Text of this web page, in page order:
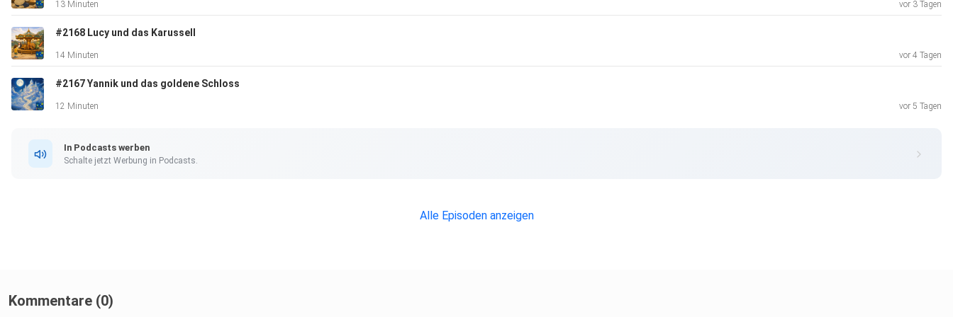
13 Minuten vor 3 Tagen
#2168 Lucy und das Karussell
14 Minuten vor 4 Tagen
#2167 Yannik und das goldene Schloss
12 Minuten vor 5 Tagen
In Podcasts werben
Schalte jetzt Werbung in Podcasts.
Alle Episoden anzeigen
Kommentare (0)